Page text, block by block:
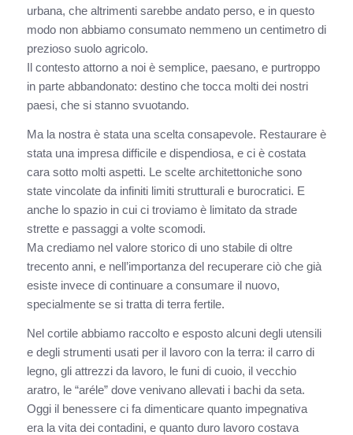
urbana, che altrimenti sarebbe andato perso, e in questo
modo non abbiamo consumato nemmeno un centimetro di
prezioso suolo agricolo.
Il contesto attorno a noi è semplice, paesano, e purtroppo
in parte abbandonato: destino che tocca molti dei nostri
paesi, che si stanno svuotando.
Ma la nostra è stata una scelta consapevole. Restaurare è
stata una impresa difficile e dispendiosa, e ci è costata
cara sotto molti aspetti. Le scelte architettoniche sono
state vincolate da infiniti limiti strutturali e burocratici. E
anche lo spazio in cui ci troviamo è limitato da strade
strette e passaggi a volte scomodi.
Ma crediamo nel valore storico di uno stabile di oltre
trecento anni, e nell’importanza del recuperare ciò che già
esiste invece di continuare a consumare il nuovo,
specialmente se si tratta di terra fertile.
Nel cortile abbiamo raccolto e esposto alcuni degli utensili
e degli strumenti usati per il lavoro con la terra: il carro di
legno, gli attrezzi da lavoro, le funi di cuoio, il vecchio
aratro, le “aréle” dove venivano allevati i bachi da seta.
Oggi il benessere ci fa dimenticare quanto impegnativa
era la vita dei contadini, e quanto duro lavoro costava